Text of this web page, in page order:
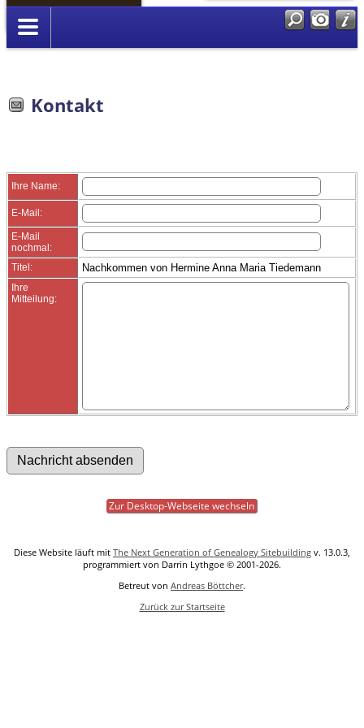
Anmelden
Kontakt
Ihre Name:
E-Mail:
E-Mail
nochmal:
Titel:
Nachkommen von Hermine Anna Maria Tiedemann
Ihre
Mitteilung:
Zur Desktop-Webseite wechseln
Diese Website läuft mit The Next Generation of Genealogy Sitebuilding v. 13.0.3,
programmiert von Darrin Lythgoe © 2001-2026.
Betreut von Andreas Böttcher.
Zurück zur Startseite